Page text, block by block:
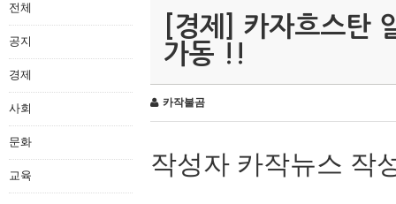
전체
공지
경제
사회
문화
교육
[경제] 카자흐스탄
가동 !!
카작불곰
작성자 카작뉴스 작